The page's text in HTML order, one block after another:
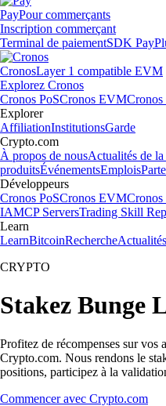
PayPour commerçants
Inscription commerçant
Terminal de paiementSDK Pay
CronosLayer 1 compatible EVM
Explorez Cronos
Cronos PoSCronos EVM
Explorer
AffiliationInstitutionsGarde
Crypto.com
À propos de nousActualités de la
produitsÉvénementsEmplois
Développeurs
Cronos PoSCronos EVM
IAMCP ServersTrading Skill
Learn
LearnBitcoinRecherche
CRYPTO
Stakez Bunge
Profitez de récompenses sur vos
Crypto.com. Nous rendons le
positions, participez à la
Commencer avec Crypto.com